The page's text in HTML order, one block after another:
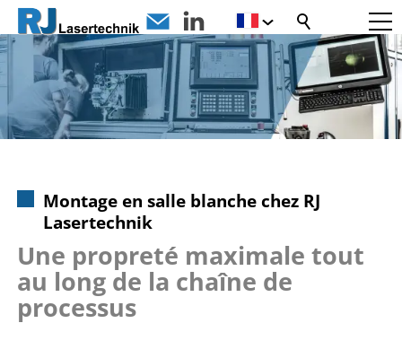
Montage en salle blanche chez RJ
Lasertechnik
Une propreté maximale tout
au long de la chaîne de
processus